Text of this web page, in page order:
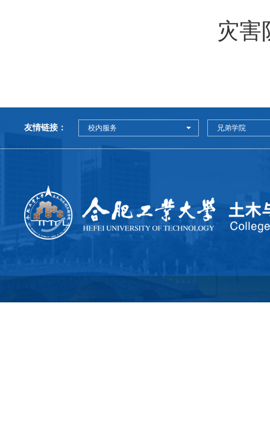
灾害
友情链接： 校内服务 兄弟学院